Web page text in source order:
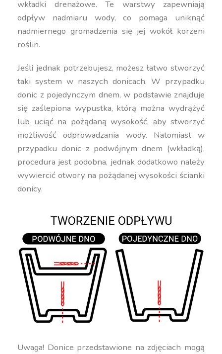
wkładki drenażowe. Te warstwy zapewniają
odpływ nadmiaru wody, co pomaga uniknąć
nadmiernego gromadzenia się jej wokół korzeni
roślin.
Jeśli jednak potrzebujesz, możesz łatwo stworzyć
taki system w naszych donicach. W przypadku
donic z pojedynczym dnem, w podstawie znajduje
się zaślepiona wypustka, którą można wydrążyć
lub uciąć na pożądaną wysokość, aby stworzyć
możliwość odprowadzania wody. Natomiast w
przypadku donic z podwójnym dnem (wkładką),
procedura jest podobna, jednak dodatkowo należy
wywiercić otwory na pożądanej wysokości ścianki
donicy.
Uwaga! Donice przedstawione na zdjęciach mogą